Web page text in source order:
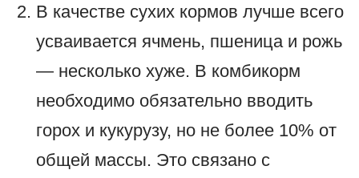
В качестве сухих кормов лучше всего
усваивается ячмень, пшеница и рожь
— несколько хуже. В комбикорм
необходимо обязательно вводить
горох и кукурузу, но не более 10% от
общей массы. Это связано с